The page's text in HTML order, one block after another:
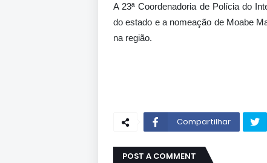
A 23ª Coordenadoria de Polícia do
do estado e a nomeação de Moabe
na região.
Compartilhar
POST A COMMENT